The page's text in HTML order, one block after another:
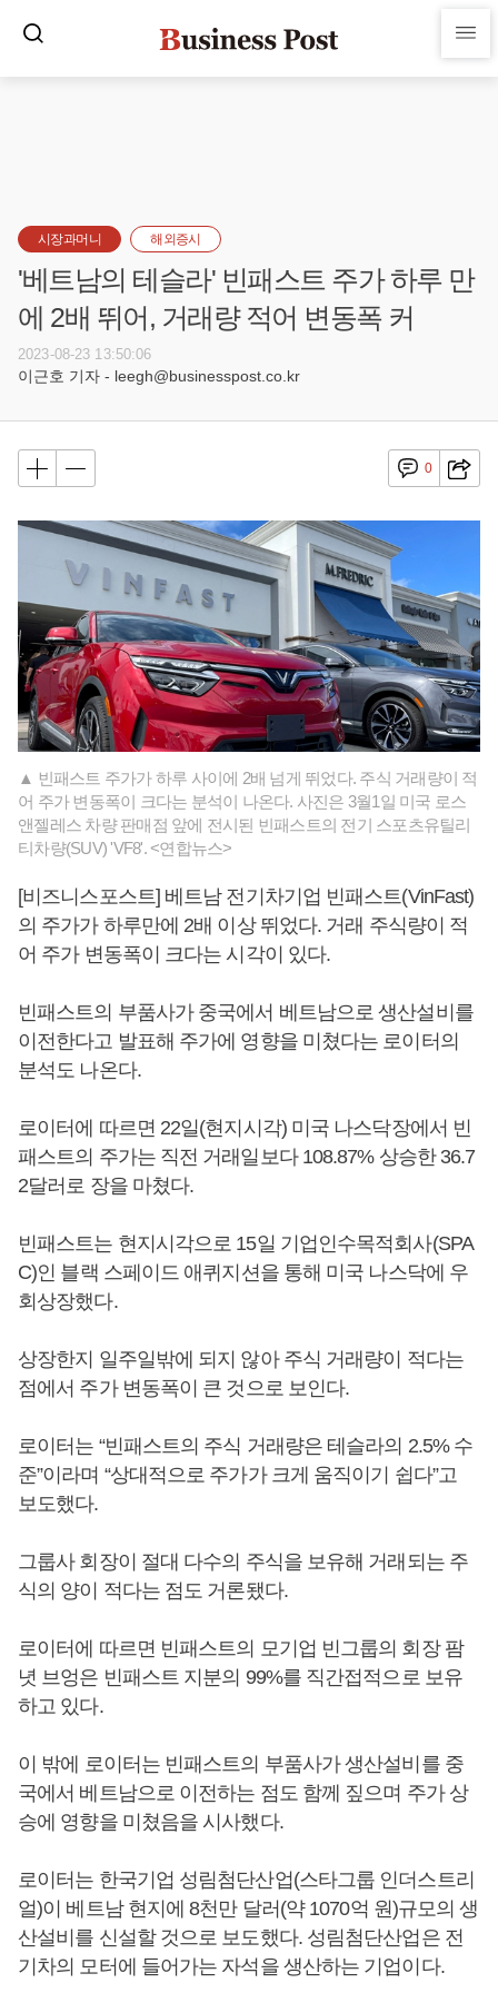
시장과머니 해외증시
'베트남의 테슬라' 빈패스트 주가 하루 만
에 2배 뛰어, 거래량 적어 변동폭 커
2023-08-23 13:50:06
이근호 기자 - leegh@businesspost.co.kr
0
▲ 빈패스트 주가가 하루 사이에 2배 넘게 뛰었다. 주식 거래량이 적
어 주가 변동폭이 크다는 분석이 나온다. 사진은 3월1일 미국 로스
앤젤레스 차량 판매점 앞에 전시된 빈패스트의 전기 스포츠유틸리
티차량(SUV) 'VF8'. <연합뉴스>
[비즈니스포스트] 베트남 전기차기업 빈패스트(VinFast)
의 주가가 하루만에 2배 이상 뛰었다. 거래 주식량이 적
어 주가 변동폭이 크다는 시각이 있다.
빈패스트의 부품사가 중국에서 베트남으로 생산설비를
이전한다고 발표해 주가에 영향을 미쳤다는 로이터의
분석도 나온다.
로이터에 따르면 22일(현지시각) 미국 나스닥장에서 빈
패스트의 주가는 직전 거래일보다 108.87% 상승한 36.7
2달러로 장을 마쳤다.
빈패스트는 현지시각으로 15일 기업인수목적회사(SPA
C)인 블랙 스페이드 애퀴지션을 통해 미국 나스닥에 우
회상장했다.
상장한지 일주일밖에 되지 않아 주식 거래량이 적다는
점에서 주가 변동폭이 큰 것으로 보인다.
로이터는 “빈패스트의 주식 거래량은 테슬라의 2.5% 수
준”이라며 “상대적으로 주가가 크게 움직이기 쉽다”고
보도했다.
그룹사 회장이 절대 다수의 주식을 보유해 거래되는 주
식의 양이 적다는 점도 거론됐다.
로이터에 따르면 빈패스트의 모기업 빈그룹의 회장 팜
녓 브엉은 빈패스트 지분의 99%를 직간접적으로 보유
하고 있다.
이 밖에 로이터는 빈패스트의 부품사가 생산설비를 중
국에서 베트남으로 이전하는 점도 함께 짚으며 주가 상
승에 영향을 미쳤음을 시사했다.
로이터는 한국기업 성림첨단산업(스타그룹 인더스트리
얼)이 베트남 현지에 8천만 달러(약 1070억 원)규모의 생
산설비를 신설할 것으로 보도했다. 성림첨단산업은 전
기차의 모터에 들어가는 자석을 생산하는 기업이다.